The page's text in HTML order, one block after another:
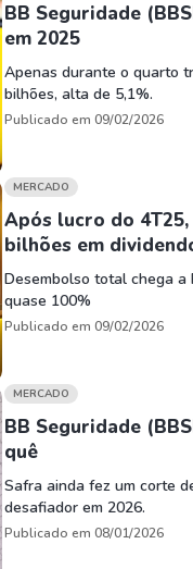
BB Seguridade
em 2025
Apenas durante o quarto
bilhões, alta de 5,1%.
Publicado em 09/02/2026
MERCADO
Após lucro do
bilhões em
Desembolso total chega a
quase 100%
Publicado em 09/02/2026
MERCADO
BB Seguridade
quê
Safra ainda fez um corte
desafiador em 2026.
Publicado em 08/01/2026